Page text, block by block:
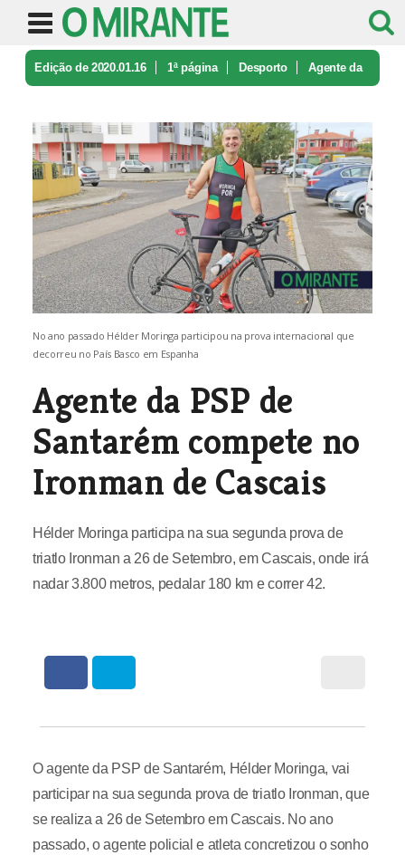
Edição de 2020.01.16 1ª página Desporto Agente da
No ano passado Hélder Moringa participou na prova internacional que
decorreu no País Basco em Espanha
Agente da PSP de
Santarém compete no
Ironman de Cascais
Hélder Moringa participa na sua segunda prova de
triatlo Ironman a 26 de Setembro, em Cascais, onde irá
nadar 3.800 metros, pedalar 180 km e correr 42.
O agente da PSP de Santarém, Hélder Moringa, vai
participar na sua segunda prova de triatlo Ironman, que
se realiza a 26 de Setembro em Cascais. No ano
passado, o agente policial e atleta concretizou o sonho